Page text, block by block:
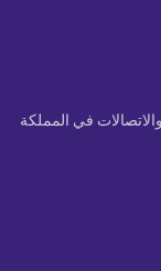
في المملكة